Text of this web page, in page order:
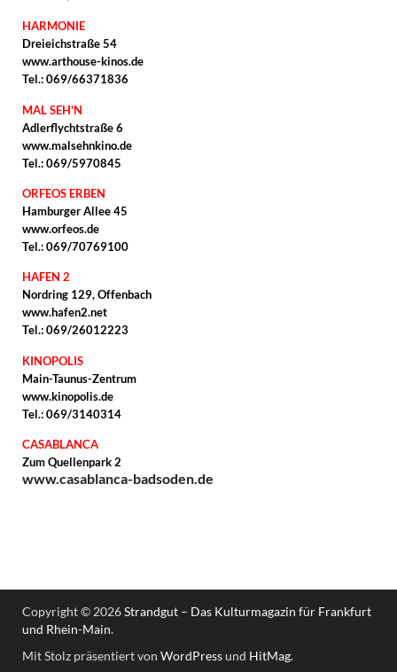
HARMONIE
Dreieichstraße 54
www.arthouse-kinos.de
Tel.: 069/66371836
MAL SEH'N
Adlerflychtstraße 6
www.malsehnkino.de
Tel.: 069/5970845
ORFEOS ERBEN
Hamburger Allee 45
www.orfeos.de
Tel.: 069/70769100
HAFEN 2
Nordring 129, Offenbach
www.hafen2.net
Tel.: 069/26012223
KINOPOLIS
Main-Taunus-Zentrum
www.kinopolis.de
Tel.: 069/3140314
CASABLANCA
Zum Quellenpark 2
www.casablanca-badsoden.de
Copyright © 2026Strandgut – Das Kulturmagazin für Frankfurt
und Rhein-Main.
Mit Stolz präsentiert von WordPressund HitMag.